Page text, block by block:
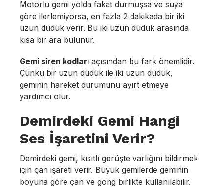
Motorlu gemi yolda fakat durmuşsa ve suya
göre ilerlemiyorsa, en fazla 2 dakikada bir iki
uzun düdük verir. Bu iki uzun düdük arasında
kısa bir ara bulunur.
Gemi siren kodları açısından bu fark önemlidir.
Çünkü bir uzun düdük ile iki uzun düdük,
geminin hareket durumunu ayırt etmeye
yardımcı olur.
Demirdeki Gemi Hangi
Ses İşaretini Verir?
Demirdeki gemi, kısıtlı görüşte varlığını bildirmek
için çan işareti verir. Büyük gemilerde geminin
boyuna göre çan ve gong birlikte kullanılabilir.